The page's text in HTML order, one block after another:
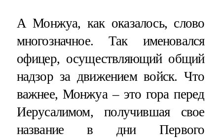
А Монжуа, как оказалось, слово
многозначное. Так именовался
офицер, осуществляющий общий
надзор за движением войск. Что
важнее, Монжуа – это гора перед
Иерусалимом, получившая свое
название в дни Первого